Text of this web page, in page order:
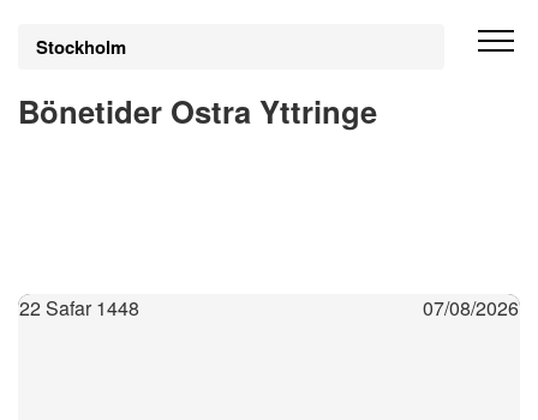
Stockholm
Bönetider Ostra Yttringe
22 Safar 1448 07/08/2026